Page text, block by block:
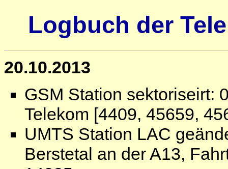
Logbuch der
20.10.2013
GSM Station sektoriseirt:
Telekom [4409, 45659,
UMTS Station LAC
Berstetal an der A13,